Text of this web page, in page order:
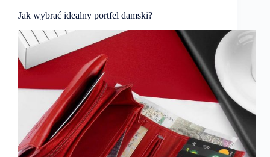
Jak wybrać idealny portfel damski?